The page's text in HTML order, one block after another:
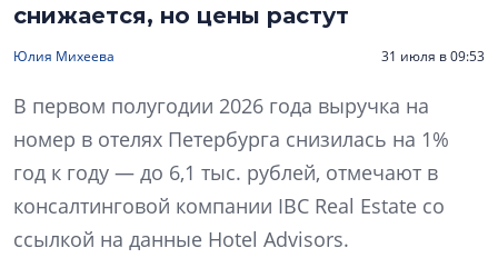
снижается, но цены растут
Юлия Михеева 31 июля в 09:53
В первом полугодии 2026 года выручка на
номер в отелях Петербурга снизилась на 1%
год к году — до 6,1 тыс. рублей, отмечают в
консалтинговой компании IBC Real Estate со
ссылкой на данные Hotel Advisors.